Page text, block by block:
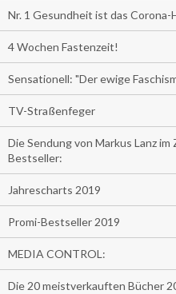
Nr. 1 Gesundheit ist das Corona-
4 Wochen Fastenzeit!
Sensationell: "Der ewige
TV-Straßenfeger
Die Sendung von Markus Lanz im
Bestseller:
Jahrescharts 2019
Promi-Bestseller 2019
MEDIA CONTROL:
Die 20 meistverkauften Bücher